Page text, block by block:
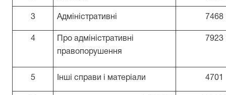
3 Адміністративні 7468
4
Про адміністративні
правопорушення
7923
5 Інші справи і матеріали 4701